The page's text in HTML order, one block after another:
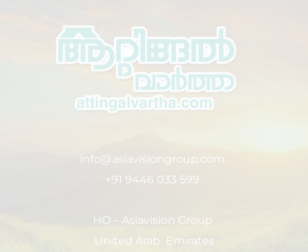
info@asiavisiongroup.com
+91 9446 033 599
HO – Asiavision Group
United Arab Emirates